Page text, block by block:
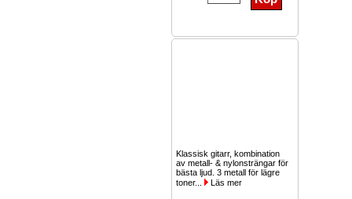
Klassisk gitarr, kombination
av metall- & nylonsträngar för
bästa ljud. 3 metall för lägre
toner...
Läs mer